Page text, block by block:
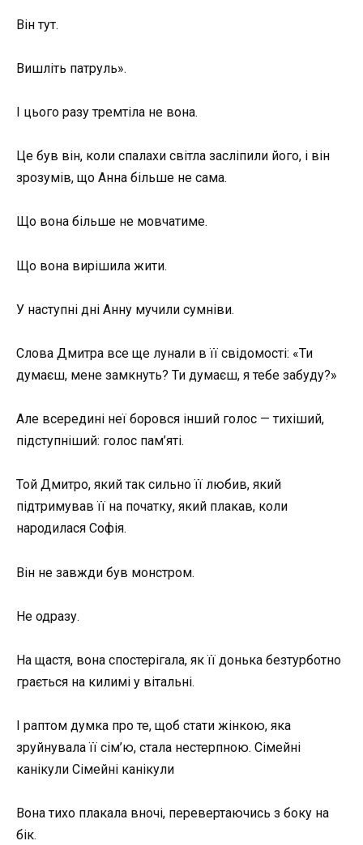
Він тут.
Вишліть патруль».
І цього разу тремтіла не вона.
Це був він, коли спалахи світла засліпили його, і він
зрозумів, що Анна більше не сама.
Що вона більше не мовчатиме.
Що вона вирішила жити.
У наступні дні Анну мучили сумніви.
Слова Дмитра все ще лунали в її свідомості: «Ти
думаєш, мене замкнуть? Ти думаєш, я тебе забуду?»
Але всередині неї боровся інший голос — тихіший,
підступніший: голос пам’яті.
Той Дмитро, який так сильно її любив, який
підтримував її на початку, який плакав, коли
народилася Софія.
Він не завжди був монстром.
Не одразу.
На щастя, вона спостерігала, як її донька безтурботно
грається на килимі у вітальні.
І раптом думка про те, щоб стати жінкою, яка
зруйнувала її сім’ю, стала нестерпною. Сімейні
канікули Сімейні канікули
Вона тихо плакала вночі, перевертаючись з боку на
бік.